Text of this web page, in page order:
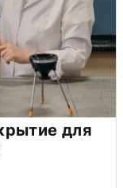
для